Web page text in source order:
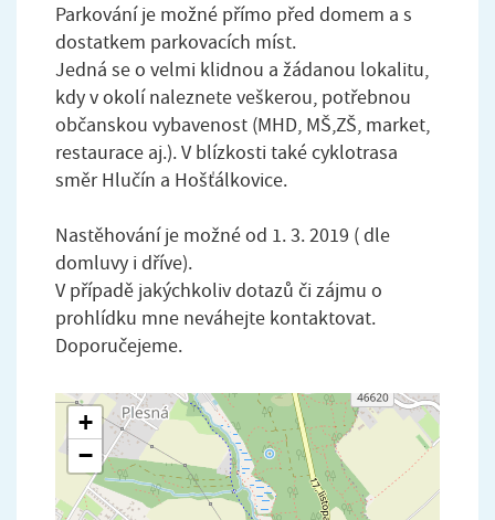
Parkování je možné přímo před domem a s
dostatkem parkovacích míst.
Jedná se o velmi klidnou a žádanou lokalitu,
kdy v okolí naleznete veškerou, potřebnou
občanskou vybavenost (MHD, MŠ,ZŠ, market,
restaurace aj.). V blízkosti také cyklotrasa
směr Hlučín a Hošťálkovice.
Nastěhování je možné od 1. 3. 2019 ( dle
domluvy i dříve).
V případě jakýchkoliv dotazů či zájmu o
prohlídku mne neváhejte kontaktovat.
Doporučejeme.
+
−